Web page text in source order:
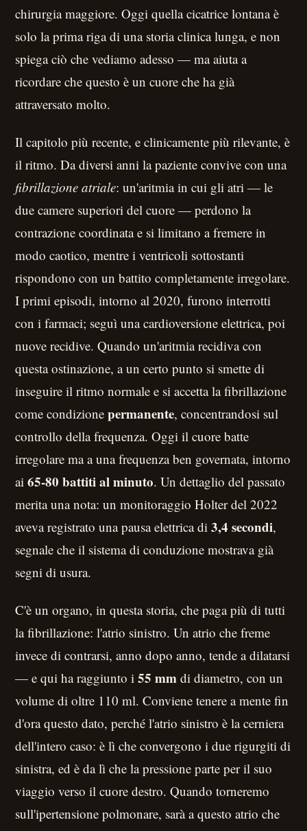
chirurgia maggiore. Oggi quella cicatrice lontana è
solo la prima riga di una storia clinica lunga, e non
spiega ciò che vediamo adesso — ma aiuta a
ricordare che questo è un cuore che ha già
attraversato molto.
Il capitolo più recente, e clinicamente più rilevante, è
il ritmo. Da diversi anni la paziente convive con una
fibrillazione atriale: un'aritmia in cui gli atri — le
due camere superiori del cuore — perdono la
contrazione coordinata e si limitano a fremere in
modo caotico, mentre i ventricoli sottostanti
rispondono con un battito completamente irregolare.
I primi episodi, intorno al 2020, furono interrotti
con i farmaci; seguì una cardioversione elettrica, poi
nuove recidive. Quando un'aritmia recidiva con
questa ostinazione, a un certo punto si smette di
inseguire il ritmo normale e si accetta la fibrillazione
come condizionepermanente, concentrandosi sul
controllo della frequenza. Oggi il cuore batte
irregolare ma a una frequenza ben governata, intorno
ai65-80 battiti al minuto. Un dettaglio del passato
merita una nota: un monitoraggio Holter del 2022
aveva registrato una pausa elettrica di3,4 secondi,
segnale che il sistema di conduzione mostrava già
segni di usura.
C'è un organo, in questa storia, che paga più di tutti
la fibrillazione: l'atrio sinistro. Un atrio che freme
invece di contrarsi, anno dopo anno, tende a dilatarsi
— e qui ha raggiunto i55 mm di diametro, con un
volume di oltre 110 ml. Conviene tenere a mente fin
d'ora questo dato, perché l'atrio sinistro è la cerniera
dell'intero caso: è lì che convergono i due rigurgiti di
sinistra, ed è da lì che la pressione parte per il suo
viaggio verso il cuore destro. Quando torneremo
sull'ipertensione polmonare, sarà a questo atrio che